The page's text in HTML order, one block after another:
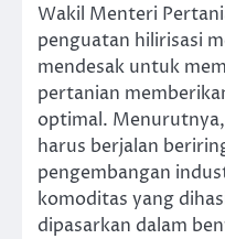
Wakil Menteri
penguatan hilirisasi
mendesak untuk
pertanian
optimal.
harus berjalan
pengembangan
komoditas yang
dipasarkan dalam